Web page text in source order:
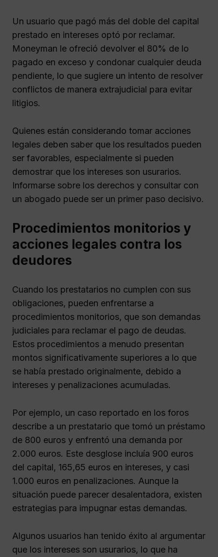
Un usuario que pagó más del doble del capital
prestado en intereses optó por reclamar.
Moneyman le ofreció devolver el 80% de lo
pagado en exceso y condonar cualquier deuda
pendiente, lo que sugiere un intento de resolver
conflictos de manera extrajudicial para evitar
litigios.
Quienes están considerando tomar acciones
legales deben saber que los resultados pueden
ser favorables, especialmente si pueden
demostrar que los intereses son usurarios.
Informarse sobre los derechos y consultar con
un abogado puede ser un primer paso decisivo.
Procedimientos monitorios y
acciones legales contra los
deudores
Cuando los prestatarios no cumplen con sus
obligaciones, pueden enfrentarse a
procedimientos monitorios, que son demandas
judiciales para reclamar el pago de deudas.
Estos procedimientos a menudo presentan
montos significativamente superiores a lo que
se había prestado originalmente, debido a
intereses y penalizaciones acumuladas.
Por ejemplo, un caso reportado en los foros
describe a un prestatario que tomó un préstamo
de 800 euros y enfrentó una demanda por
2.000 euros. Este desglose incluía 900 euros
del capital, 165,65 euros en intereses, y casi
1.000 euros en penalizaciones. Aunque la
situación puede parecer desalentadora, existen
estrategias para impugnar estas demandas.
Algunos usuarios han tenido éxito al argumentar
que los intereses son usurarios, lo que ha